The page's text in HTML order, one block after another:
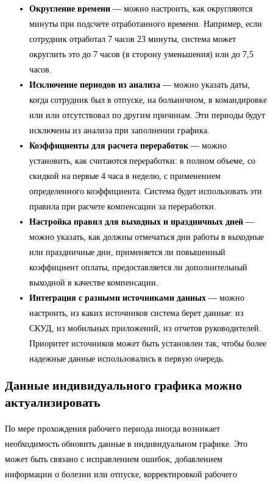
Округление времени — можно настроить, как округляются
минуты при подсчете отработанного времени. Например, если
сотрудник отработал 7 часов 23 минуты, система может
округлить это до 7 часов (в сторону уменьшения) или до 7,5
часов.
Исключение периодов из анализа — можно указать даты,
когда сотрудник был в отпуске, на больничном, в командировке
или или отсутствовал по другим причинам. Эти периоды будут
исключены из анализа при заполнении графика.
Коэффициенты для расчета переработок — можно
установить, как считаются переработки: в полном объеме, со
скидкой на первые 4 часа в неделю, с применением
определенного коэффициента. Система будет использовать эти
правила при расчете компенсации за переработки.
Настройка правил для выходных и праздничных дней —
можно указать, как должны отмечаться дни работы в выходные
или праздничные дни, применяется ли повышенный
коэффициент оплаты, предоставляется ли дополнительный
выходной в качестве компенсации.
Интеграция с разными источниками данных — можно
настроить, из каких источников система берет данные: из
СКУД, из мобильных приложений, из отчетов руководителей.
Приоритет источников может быть установлен так, чтобы более
надежные данные использовались в первую очередь.
Данные индивидуального графика можно
актуализировать
По мере прохождения рабочего периода иногда возникает
необходимость обновить данные в индивидуальном графике. Это
может быть связано с исправлением ошибок, добавлением
информации о болезни или отпуске, корректировкой рабочего